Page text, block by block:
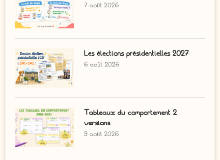
7 août 2026
Les élections présidentielles 2027
6 août 2026
Tableaux du comportement 2
versions
9 août 2026